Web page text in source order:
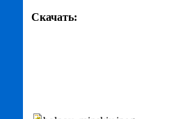
Скачать: